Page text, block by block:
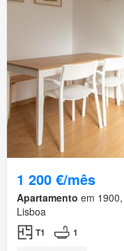
1 200 €/mês
Apartamento em
Lisboa
T1 1